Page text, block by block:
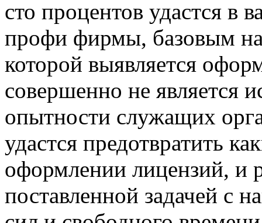
сто процентов удастся в
профи фирмы, базовым
которой выявляется
совершенно не является
опытности служащих
удастся предотвратить
оформлении лицензий, и
поставленной задачей с